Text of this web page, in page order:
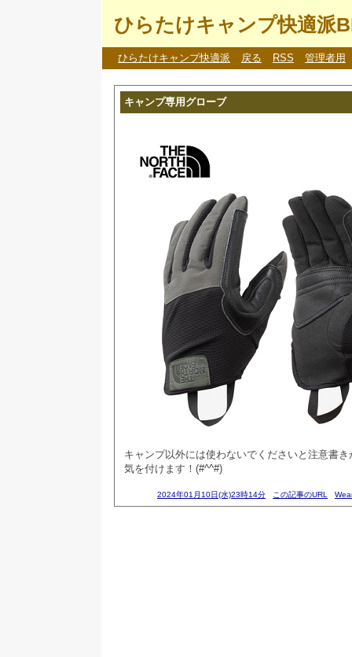
ひらたけキャンプ快適派
ひらたけキャンプ快適派 戻る RSS 管理者用
キャンプ専用グローブ
キャンプ以外には使わないでくださいと注意書き
気を付けます！(#^^#)
2024年01月10日(水)23時14分 この記事のURL